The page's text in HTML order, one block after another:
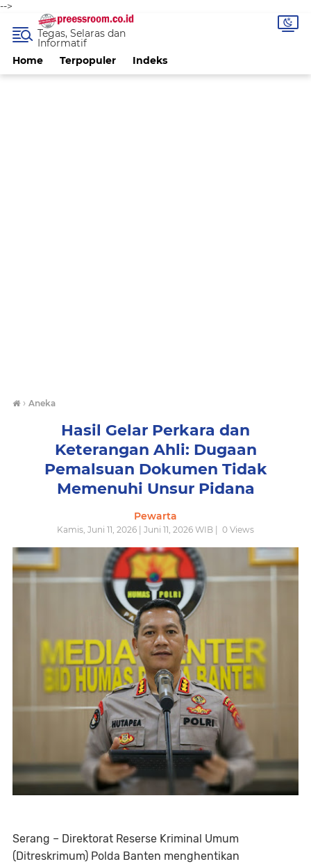
-->
Home Terpopuler Indeks
Tegas, Selaras dan
Informatif
› Aneka
Hasil Gelar Perkara dan
Keterangan Ahli: Dugaan
Pemalsuan Dokumen Tidak
Memenuhi Unsur Pidana
Pewarta
Kamis, Juni 11, 2026 | Juni 11, 2026 WIB | 0 Views
Serang – Direktorat Reserse Kriminal Umum
(Ditreskrimum) Polda Banten menghentikan